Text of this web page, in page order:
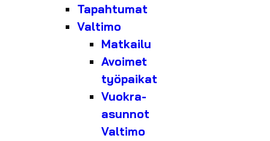
Tapahtumat
Valtimo
Matkailu
Avoimet
työpaikat
Vuokra-
asunnot
Valtimo